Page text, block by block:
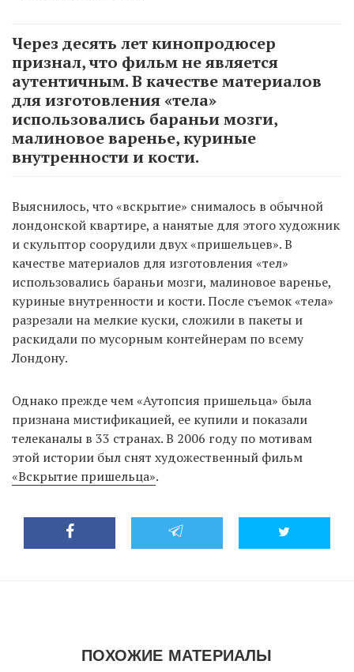
Через десять лет кинопродюсер
признал, что фильм не является
аутентичным. В качестве материалов
для изготовления «тела»
использовались бараньи мозги,
малиновое варенье, куриные
внутренности и кости.
Выяснилось, что «вскрытие» снималось в обычной
лондонской квартире, а нанятые для этого художник
и скульптор соорудили двух «пришельцев». В
качестве материалов для изготовления «тел»
использовались бараньи мозги, малиновое варенье,
куриные внутренности и кости. После съемок «тела»
разрезали на мелкие куски, сложили в пакеты и
раскидали по мусорным контейнерам по всему
Лондону.
Однако прежде чем «Аутопсия пришельца» была
признана мистификацией, ее купили и показали
телеканалы в 33 странах. В 2006 году по мотивам
этой истории был снят художественный фильм
«Вскрытие пришельца».
ПОХОЖИЕ МАТЕРИАЛЫ